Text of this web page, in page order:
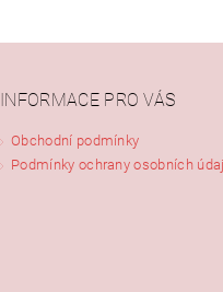
INFORMACE PRO VÁS
Obchodní podmínky
Podmínky ochrany osobních